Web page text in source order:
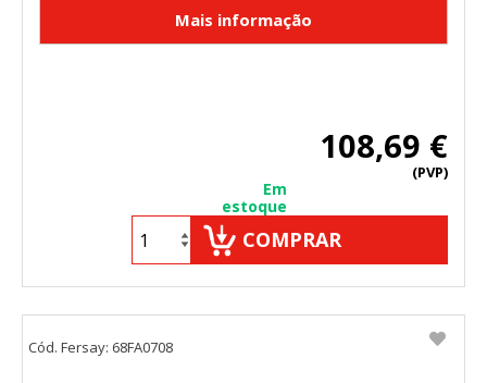
108,69 €
(PVP)
Em
estoque
COMPRAR
Cód. Fersay: 68FA0708